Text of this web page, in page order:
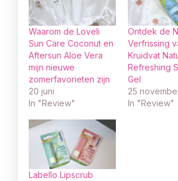
Waarom de Loveli
Sun Care Coconut en
Aftersun Aloe Vera
mijn nieuwe
zomerfavorieten zijn
20 juni
In "Review"
Ontdek de
Verfrissing
Kruidvat
Refreshing
Gel
25
In "Review"
Labello Lipscrub